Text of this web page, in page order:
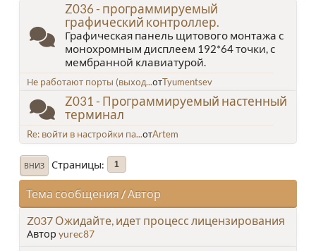
Z036 - программируемый
графический контроллер.
Графическая панель щитового монтажа с
монохромным дисплеем 192*64 точки, с
мембранной клавиатурой.
Не работают порты (выход...отTyumentsev
Z031 - Программируемый настенный
терминал
Re: войти в настройки па...отArtem
ВНИЗ Страницы 1
Тема сообщения / Автор
Z037 Ожидайте, идет процесс лицензирования
Автор yurec87